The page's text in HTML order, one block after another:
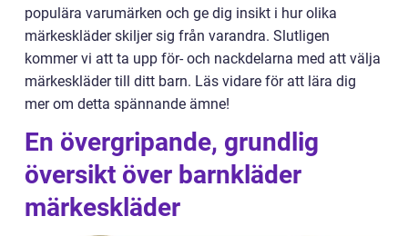
populära varumärken och ge dig insikt i hur olika
märkeskläder skiljer sig från varandra. Slutligen
kommer vi att ta upp för- och nackdelarna med att välja
märkeskläder till ditt barn. Läs vidare för att lära dig
mer om detta spännande ämne!
En övergripande, grundlig
översikt över barnkläder
märkeskläder